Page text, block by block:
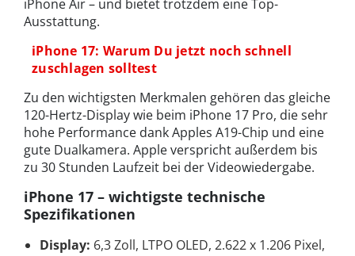
iPhone Air – und bietet trotzdem eine Top-
Ausstattung.
iPhone 17: Warum Du jetzt noch schnell
zuschlagen solltest
Zu den wichtigsten Merkmalen gehören das gleiche
120-Hertz-Display wie beim iPhone 17 Pro, die sehr
hohe Performance dank Apples A19-Chip und eine
gute Dualkamera. Apple verspricht außerdem bis
zu 30 Stunden Laufzeit bei der Videowiedergabe.
iPhone 17 – wichtigste technische
Spezifikationen
Display: 6,3 Zoll, LTPO OLED, 2.622 x 1.206 Pixel,